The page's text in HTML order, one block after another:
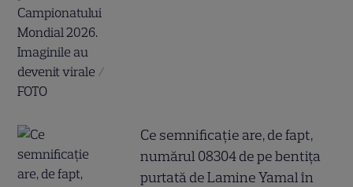
Ce semnificație are, de fapt,
numărul 08304 de pe bentița
purtată de Lamine Yamal în